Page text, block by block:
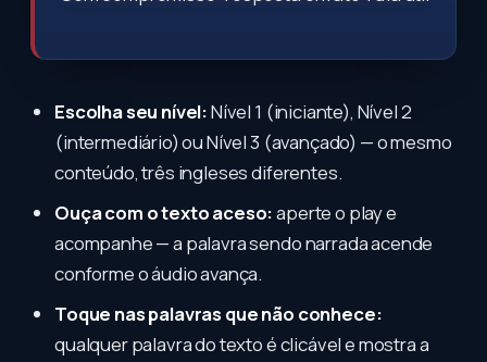
Escolha seu nível:Nível 1 (iniciante), Nível 2
(intermediário) ou Nível 3 (avançado) — o mesmo
conteúdo, três ingleses diferentes.
Ouça com o texto aceso:aperte o play e
acompanhe — a palavra sendo narrada acende
conforme o áudio avança.
Toque nas palavras que não conhece:
qualquer palavra do texto é clicável e mostra a